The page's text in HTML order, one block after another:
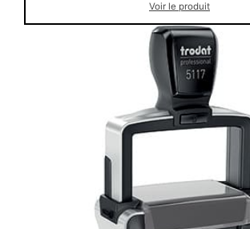
Voir le produit